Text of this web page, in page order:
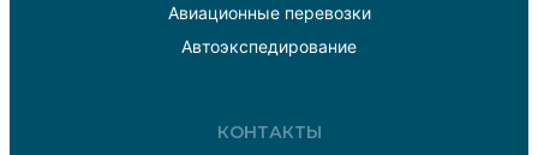
Авиационные перевозки
Автоэкспедирование
КОНТАКТЫ